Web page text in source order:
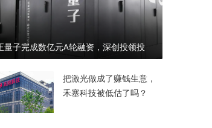
量子完成数亿元A轮融资，深创投领投
把激光做成了赚钱生意，
禾塞科技被低估了吗？